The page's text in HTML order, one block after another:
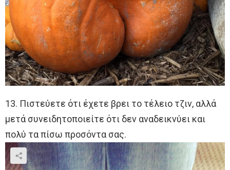
13. Πιστεύετε ότι έχετε βρει το τέλειο τζιν, αλλά
μετά συνειδητοποιείτε ότι δεν αναδεικνύει και
πολύ τα πίσω προσόντα σας.